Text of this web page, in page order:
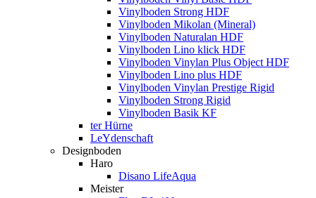
Vinylboden Strong HDF
Vinylboden Mikolan (Mineral)
Vinylboden Naturalan HDF
Vinylboden Lino klick HDF
Vinylboden Vinylan Plus Object HDF
Vinylboden Lino plus HDF
Vinylboden Vinylan Prestige Rigid
Vinylboden Strong Rigid
Vinylboden Basik KF
ter Hürne
LeYdenschaft
Designboden
Haro
Disano LifeAqua
Meister